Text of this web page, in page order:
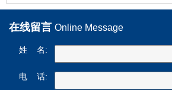
在线留言 Online Message
姓 名:
电 话: